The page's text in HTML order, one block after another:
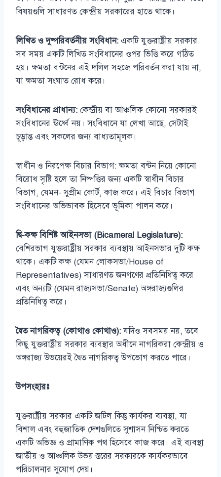
বিষয়গুলি সাধারণত কেন্দ্রীয় সরকারের হাতে থাকে।
লিখিত ও দুষ্পরিবর্তনীয় সংবিধান: একটি যুক্তরাষ্ট্রীয় সরকার
সব সময় একটি লিখিত সংবিধানের ওপর ভিত্তি করে গঠিত
হয়। ক্ষমতা বন্টনের এই দলিল সহজে পরিবর্তন করা যায় না,
যা ক্ষমতা সংঘাত রোধ করে।
সংবিধানের প্রাধান্য: কেন্দ্রীয় বা আঞ্চলিক কোনো সরকারই
সংবিধানের ঊর্ধ্বে নয়। সংবিধানে যা লেখা আছে, সেটাই
চূড়ান্ত এবং সকলের জন্য বাধ্যতামূলক।
স্বাধীন ও নিরপেক্ষ বিচার বিভাগ: ক্ষমতা বন্টন নিয়ে কোনো
বিরোধ সৃষ্টি হলে তা নিষ্পত্তির জন্য একটি স্বাধীন বিচার
বিভাগ, যেমন- সুপ্রীম কোর্ট, কাজ করে। এই বিচার বিভাগ
সংবিধানের অভিভাবক হিসেবে ভূমিকা পালন করে।
দ্বি-কক্ষ বিশিষ্ট আইনসভা (Bicameral Legislature):
বেশিরভাগ যুক্তরাষ্ট্রীয় সরকার ব্যবস্থায় আইনসভার দুটি কক্ষ
থাকে। একটি কক্ষ (যেমন লোকসভা/House of
Representatives) সাধারণত জনগণের প্রতিনিধিত্ব করে
এবং অন্যটি (যেমন রাজ্যসভা/Senate) অঙ্গরাজ্যগুলির
প্রতিনিধিত্ব করে।
দ্বৈত নাগরিকত্ব (কোথাও কোথাও):যদিও সবসময় নয়, তবে
কিছু যুক্তরাষ্ট্রীয় সরকার ব্যবস্থার অধীনে নাগরিকরা কেন্দ্রীয় ও
অঙ্গরাজ্য উভয়েরই দ্বৈত নাগরিকত্ব উপভোগ করতে পারে।
উপসংহারঃ
যুক্তরাষ্ট্রীয় সরকার একটি জটিল কিন্তু কার্যকর ব্যবস্থা, যা
বিশাল এবং বহুজাতিক দেশগুলিতে সুশাসন নিশ্চিত করতে
একটি অভিজ্ঞ ও প্রামাণিক পথ হিসেবে কাজ করে। এই ব্যবস্থা
জাতীয় ও আঞ্চলিক উভয় স্তরের সরকারকে কার্যকরভাবে
পরিচালনার সুযোগ দেয়।